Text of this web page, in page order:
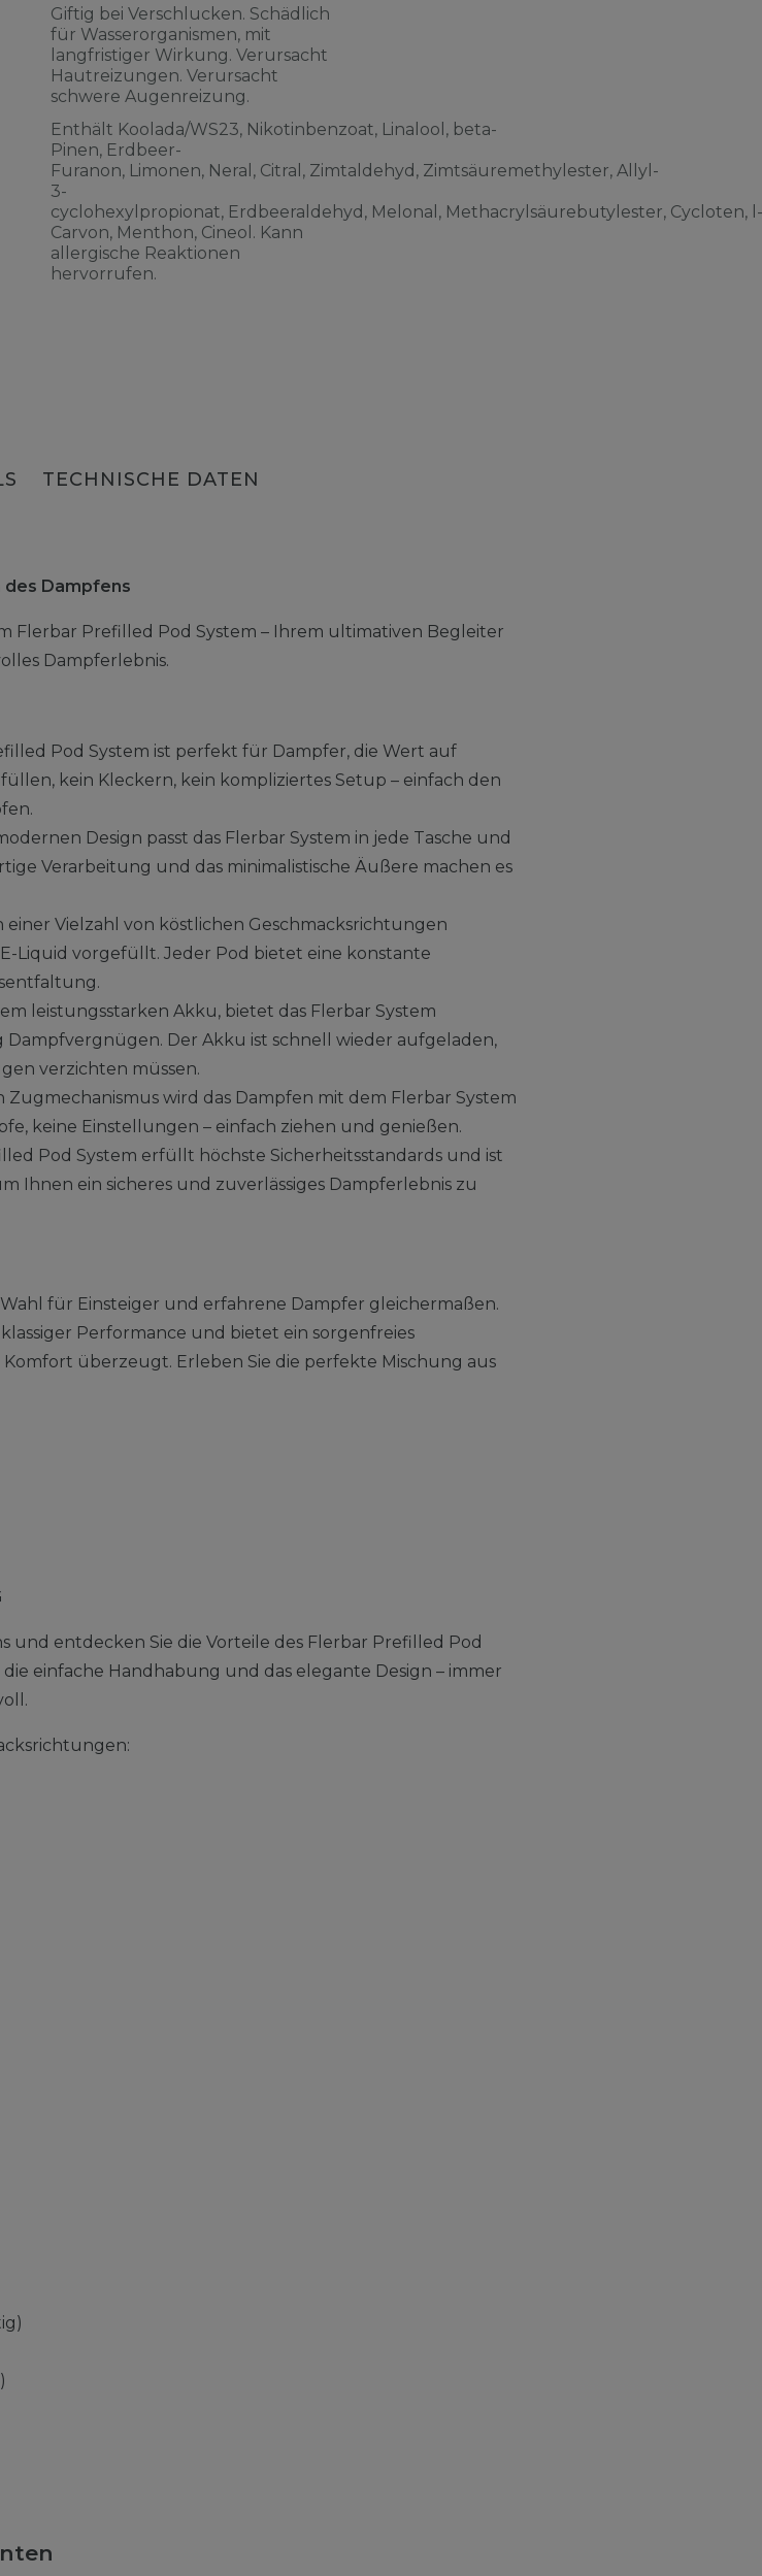
Giftig bei Verschlucken. Schädlich
für Wasserorganismen, mit
langfristiger Wirkung. Verursacht
Hautreizungen. Verursacht
schwere Augenreizung.
Enthält Koolada/WS23, Nikotinbenzoat, Linalool, beta-
Pinen, Erdbeer-
Furanon, Limonen, Neral, Citral, Zimtaldehyd, Zimtsäuremethylester, Allyl-
3-
cyclohexylpropionat, Erdbeeraldehyd, Melonal, Methacrylsäurebutylester, Cycloten, l-
Carvon, Menthon, Cineol. Kann
allergische Reaktionen
hervorrufen.
TECHNISCHE DATEN
des Dampfens
Flerbar Prefilled Pod System – Ihrem ultimativen Begleiter
Dampferlebnis.
Pod System ist perfekt für Dampfer, die Wert auf
kein Kleckern, kein kompliziertes Setup – einfach den
Design passt das Flerbar System in jede Tasche und
Verarbeitung und das minimalistische Äußere machen es
einer Vielzahl von köstlichen Geschmacksrichtungen
Liquid vorgefüllt. Jeder Pod bietet eine konstante
leistungsstarken Akku, bietet das Flerbar System
Der Akku ist schnell wieder aufgeladen,
verzichten müssen.
Zugmechanismus wird das Dampfen mit dem Flerbar System
keine Einstellungen – einfach ziehen und genießen.
Pod System erfüllt höchste Sicherheitsstandards und ist
Ihnen ein sicheres und zuverlässiges Dampferlebnis zu
für Einsteiger und erfahrene Dampfer gleichermaßen.
Performance und bietet ein sorgenfreies
überzeugt. Erleben Sie die perfekte Mischung aus
und entdecken Sie die Vorteile des Flerbar Prefilled Pod
einfache Handhabung und das elegante Design – immer